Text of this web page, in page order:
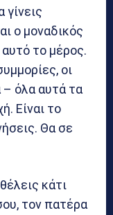
ο μοναδικός
το μέρος.
οι
– όλα αυτά τα
Είναι το
Θα σε
κάτι
τον πατέρα